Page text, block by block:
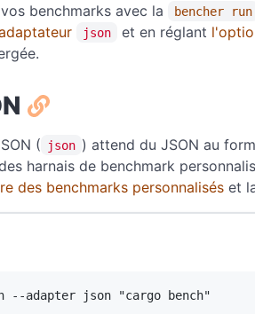
benchmarks avec la
bencher run
json et en réglant
( json ) attend du JSON au
harnais de benchmark
des benchmarks personnalisés et
--adapter json "cargo bench"